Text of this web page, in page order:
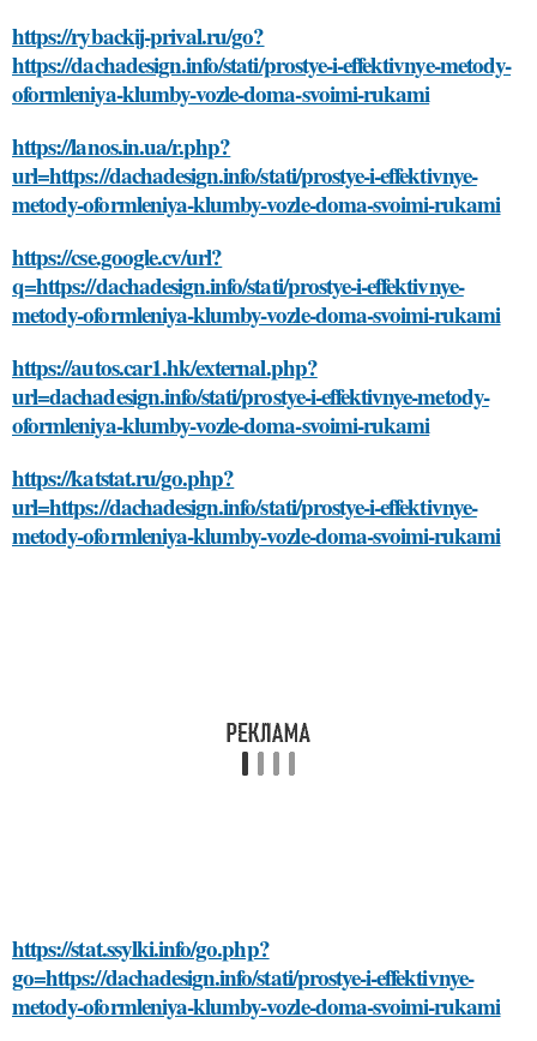
https://rybackij-prival.ru/go?
https://dachadesign.info/stati/prostye-i-effektivnye-metody-
oformleniya-klumby-vozle-doma-svoimi-rukami
https://lanos.in.ua/r.php?
url=https://dachadesign.info/stati/prostye-i-effektivnye-
metody-oformleniya-klumby-vozle-doma-svoimi-rukami
https://cse.google.cv/url?
q=https://dachadesign.info/stati/prostye-i-effektivnye-
metody-oformleniya-klumby-vozle-doma-svoimi-rukami
https://autos.car1.hk/external.php?
url=dachadesign.info/stati/prostye-i-effektivnye-metody-
oformleniya-klumby-vozle-doma-svoimi-rukami
https://katstat.ru/go.php?
url=https://dachadesign.info/stati/prostye-i-effektivnye-
metody-oformleniya-klumby-vozle-doma-svoimi-rukami
https://stat.ssylki.info/go.php?
go=https://dachadesign.info/stati/prostye-i-effektivnye-
metody-oformleniya-klumby-vozle-doma-svoimi-rukami